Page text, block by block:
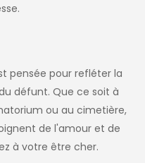
pensée pour refléter la
défunt. Que ce soit à
ou au cimetière,
de l'amour et de
à votre être cher.